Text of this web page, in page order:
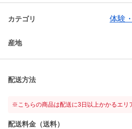
カテゴリ 体験
産地
配送方法
※こちらの商品は配送に3日以上かかるエリ
配送料金（送料）